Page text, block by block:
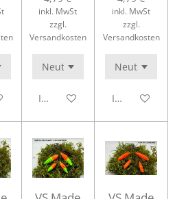
inkl. MwSt
zzgl.
Versandkosten
In den Warenkorb
inkl. MwSt
zzgl.
Versandkosten
In den